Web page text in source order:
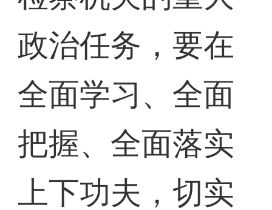
政治任务，要在
全面学习、全面
把握、全面落实
上下功夫，切实